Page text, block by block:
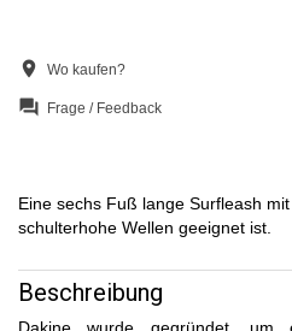
location_on Wo kaufen?
question_answer Frage / Feedback
Eine sechs Fuß lange Surfleash
schulterhohe Wellen geeignet ist.
Beschreibung